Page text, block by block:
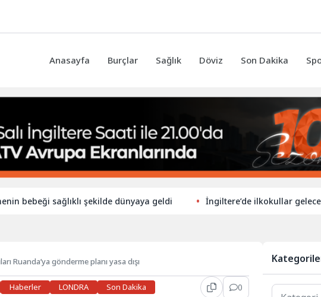
Anasayfa Burçlar Sağlık Döviz Son Dakika
sağlıklı şekilde dünyaya geldi İngiltere’de ilkokullar geleceğin
Ruanda’ya gönderme planı yasa dışı
Haberler LONDRA Son Dakika 0 Kategoriler